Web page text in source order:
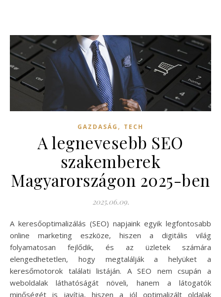
GAZDASÁG , TECH
A legnevesebb SEO
szakemberek
Magyarországon 2025-ben
2025.06.09.
A keresőoptimalizálás (SEO) napjaink egyik legfontosabb
online marketing eszköze, hiszen a digitális világ
folyamatosan fejlődik, és az üzletek számára
elengedhetetlen, hogy megtalálják a helyüket a
keresőmotorok találati listáján. A SEO nem csupán a
weboldalak láthatóságát növeli, hanem a látogatók
minőségét is javítja, hiszen a jól optimalizált oldalak